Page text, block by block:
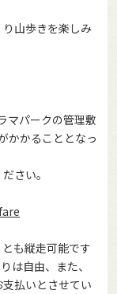
山歩きを楽しみ
マパークの管理敷
かかることとなっ
さい。
も縦走可能です
は自由、また、
払いとさせてい